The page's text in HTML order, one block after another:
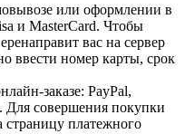
или оформлении в
и MasterCard. Чтобы
вас на сервер
ввести номер карты, срок
заказе: PayPal,
Для совершения покупки
страницу платежного